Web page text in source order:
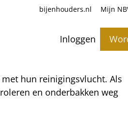
Inloggen
bijenhouders.nl Mijn
hun reinigingsvlucht. Als
en onderbakken weg